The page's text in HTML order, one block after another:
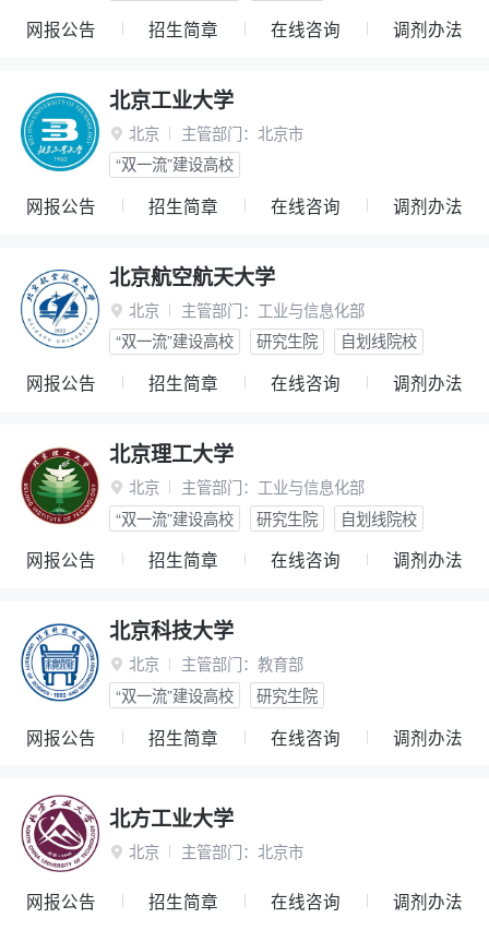
网报公告 招生简章 在线咨询 调剂办法
北京工业大学
 北京 主管部门： 北京市
“双一流”建设高校
网报公告 招生简章 在线咨询 调剂办法
北京航空航天大学
 北京 主管部门： 工业与信息化部
“双一流”建设高校
研究生院 自划线院校
网报公告 招生简章 在线咨询 调剂办法
北京理工大学
 北京 主管部门： 工业与信息化部
“双一流”建设高校
研究生院 自划线院校
网报公告 招生简章 在线咨询 调剂办法
北京科技大学
 北京 主管部门： 教育部
“双一流”建设高校
研究生院
网报公告 招生简章 在线咨询 调剂办法
北方工业大学
 北京 主管部门： 北京市
网报公告 招生简章 在线咨询 调剂办法